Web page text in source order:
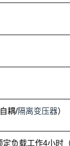
耦/隔离变压器）
负载工作4小时